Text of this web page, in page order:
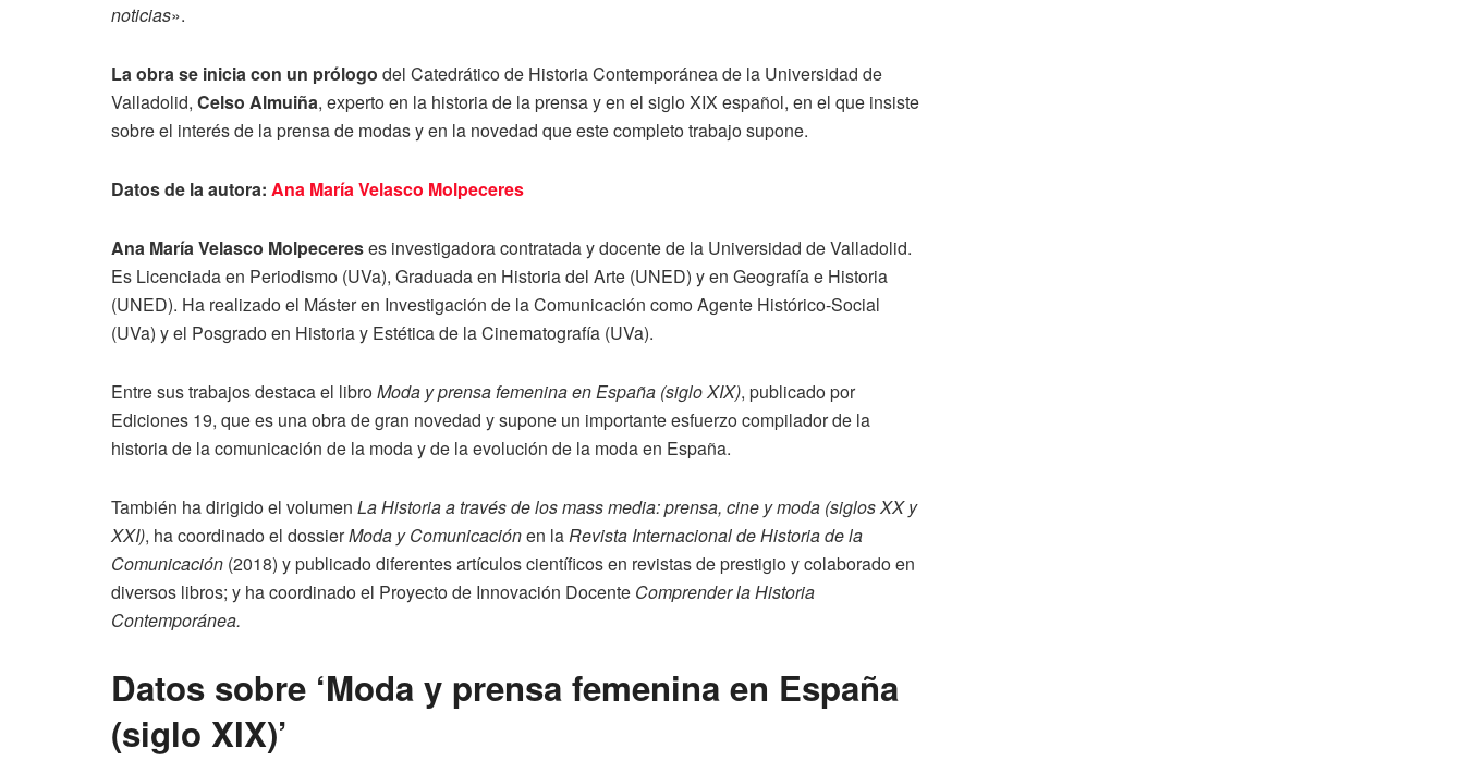
noticias».
La obra se inicia con un prólogo del Catedrático de Historia Contemporánea de la Universidad de
Valladolid, Celso Almuiña, experto en la historia de la prensa y en el siglo XIX español, en el que insiste
sobre el interés de la prensa de modas y en la novedad que este completo trabajo supone.
Datos de la autora: Ana María Velasco Molpeceres
Ana María Velasco Molpecereses investigadora contratada y docente de la Universidad de Valladolid.
Es Licenciada en Periodismo (UVa), Graduada en Historia del Arte (UNED) y en Geografía e Historia
(UNED). Ha realizado el Máster en Investigación de la Comunicación como Agente Histórico-Social
(UVa) y el Posgrado en Historia y Estética de la Cinematografía (UVa).
Entre sus trabajos destaca el libroModa y prensa femenina en España (siglo XIX), publicado por
Ediciones 19, que es una obra de gran novedad y supone un importante esfuerzo compilador de la
historia de la comunicación de la moda y de la evolución de la moda en España.
También ha dirigido el volumen La Historia a través de los mass media: prensa, cine y moda (siglos XX y
XXI), ha coordinado el dossierModa y Comunicaciónen la Revista Internacional de Historia de la
Comunicación (2018) y publicado diferentes artículos científicos en revistas de prestigio y colaborado en
diversos libros; y ha coordinado el Proyecto de Innovación Docente Comprender la Historia
Contemporánea.
Datos sobre ‘Moda y prensa femenina en España
(siglo XIX)’